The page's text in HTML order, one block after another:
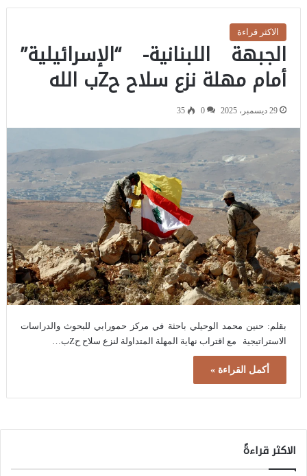
الاكثر قراءة
الجبهة اللبنانية- “الإسرائيلية”
أمام مهلة نزع سلاح حZب الله
29 ديسمبر، 2025 0
35
بقلم: حنين محمد الوحيلي باحثة في مركز حمورابي للبحوث والدراسات
الاستراتيجية مع اقتراب نهاية المهلة المتداولة لنزع سلاح حZب…
أكمل القراءة »
الاكثر قراءةً